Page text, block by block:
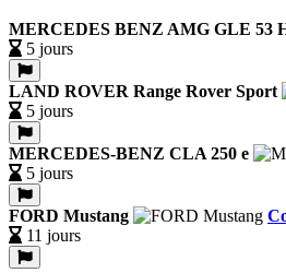
MERCEDES BENZ AMG GLE 53
5 jours
LAND ROVER Range Rover Sport
5 jours
MERCEDES-BENZ CLA 250 e
5 jours
FORD Mustang
11 jours